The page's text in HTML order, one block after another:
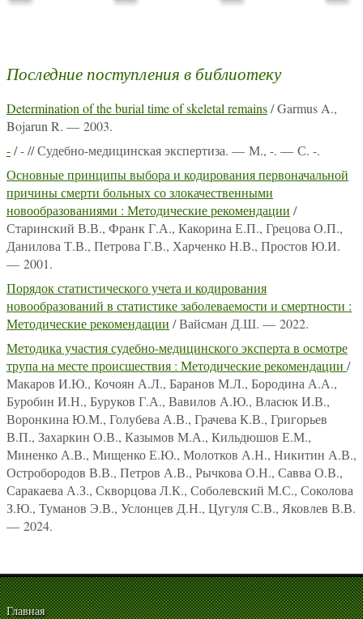
Последние поступления в библиотеку
Determination of the burial time of skeletal remains/ Garmus A.,
Bojarun R. — 2003.
-/ - // Судебно-медицинская экспертиза. — М., -. — С. -.
Основные принципы выбора и кодирования первоначальной
причины смерти больных со злокачественными
новообразованиями : Методические рекомендации /
Старинский В.В., Франк Г.А., Какорина Е.П., Грецова О.П.,
Данилова Т.В., Петрова Г.В., Харченко Н.В., Простов Ю.И.
— 2001.
Порядок статистического учета и кодирования
новообразований в статистике заболеваемости и смертности :
Методические рекомендации / Вайсман Д.Ш. — 2022.
Методика участия судебно-медицинского эксперта в осмотре
трупа на месте происшествия : Методические рекомендации /
Макаров И.Ю., Кочоян А.Л., Баранов М.Л., Бородина А.А.,
Буробин И.Н., Буруков Г.А., Вавилов А.Ю., Власюк И.В.,
Воронкина Ю.М., Голубева А.В., Грачева К.В., Григорьев
В.П., Захаркин О.В., Казымов М.А., Кильдюшов Е.М.,
Миненко А.В., Мищенко Е.Ю., Молотков А.Н., Никитин А.В.,
Остробородов В.В., Петров А.В., Рычкова О.Н., Савва О.В.,
Саракаева А.З., Скворцова Л.К., Соболевский М.С., Соколова
З.Ю., Туманов Э.В., Услонцев Д.Н., Цугуля С.В., Яковлев В.В.
— 2024.
Главная